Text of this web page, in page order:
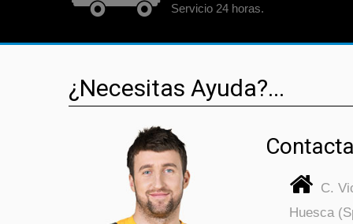
Servicio 24 horas.
¿Necesitas Ayuda?...
C.
Huesca